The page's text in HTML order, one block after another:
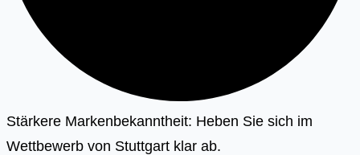
Stärkere Markenbekanntheit: Heben Sie sich im
Wettbewerb von Stuttgart klar ab.